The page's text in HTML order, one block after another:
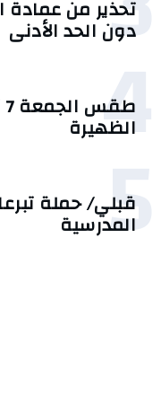
تحذير من عمادة
دون الحد الأدنى
4
الظهيرة
5
قبلي/ حملة
المدرسية